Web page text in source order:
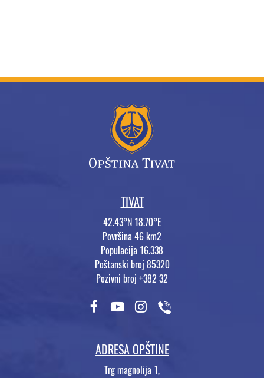
TIVAT
42.43°N 18.70°E
Površina 46 km2
Populacija 16.338
Poštanski broj 85320
Pozivni broj +382 32
ADRESA OPŠTINE
Trg magnolija 1,